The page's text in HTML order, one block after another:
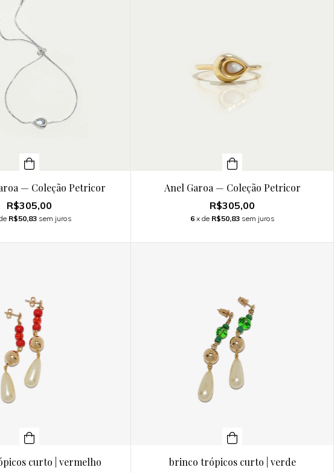
— Coleção Petricor
R$305,00
R$50,83 sem juros
Anel Garoa — Coleção Petricor
R$305,00
6 x de R$50,83 sem juros
curto | vermelho brinco trópicos curto | verde